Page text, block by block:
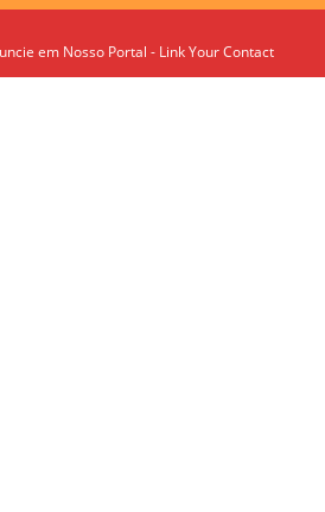
em Nosso Portal - Link Your Contact